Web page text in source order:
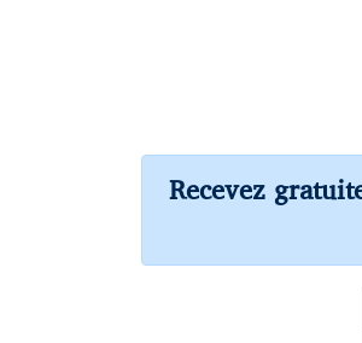
Recevez